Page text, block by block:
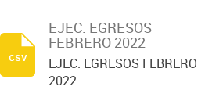
EJEC. EGRESOS
FEBRERO 2022
EJEC. EGRESOS FEBRERO
2022
csv